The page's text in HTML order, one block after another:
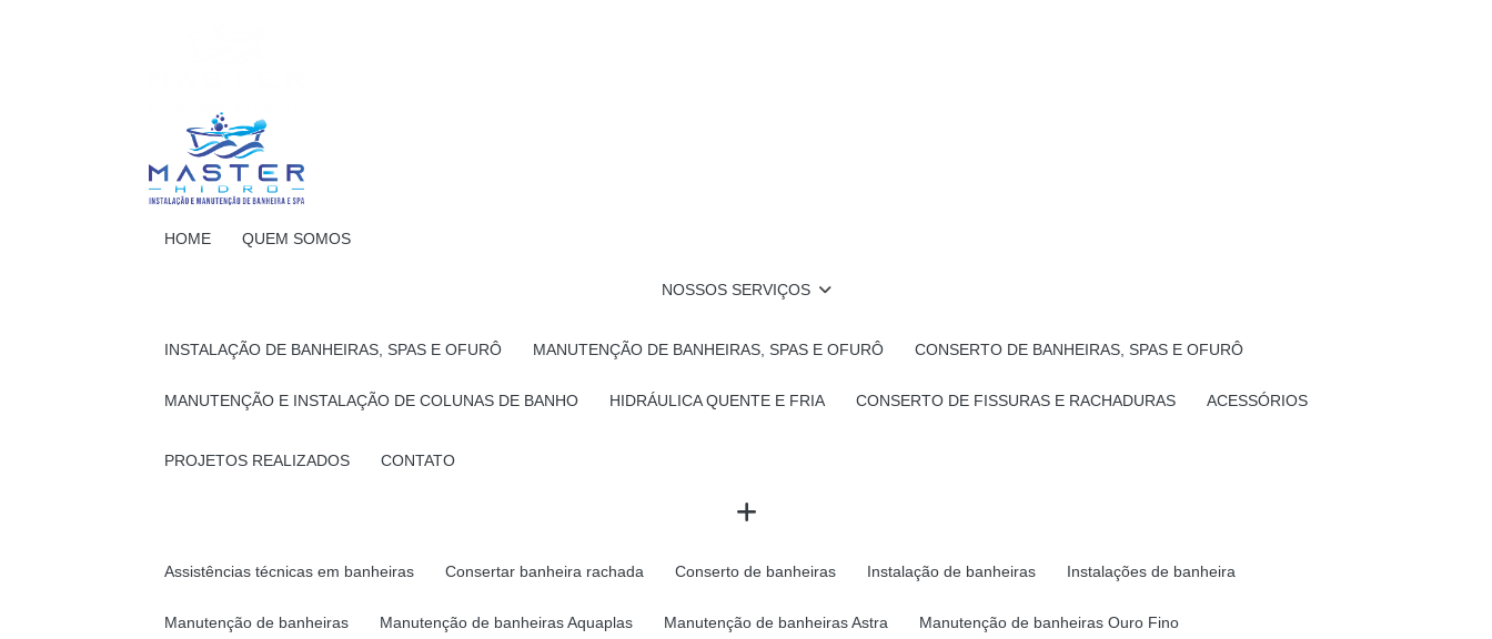
HOME QUEM SOMOS
NOSSOS SERVIÇOS
INSTALAÇÃO DE BANHEIRAS, SPAS E OFURÔ MANUTENÇÃO DE BANHEIRAS, SPAS E OFURÔ CONSERTO DE BANHEIRAS, SPAS E OFURÔ
MANUTENÇÃO E INSTALAÇÃO DE COLUNAS DE BANHO HIDRÁULICA QUENTE E FRIA CONSERTO DE FISSURAS E RACHADURAS ACESSÓRIOS
PROJETOS REALIZADOS CONTATO
Assistências técnicas em banheiras Consertar banheira rachada Conserto de banheiras Instalação de banheiras Instalações de banheira
Manutenção de banheiras Manutenção de banheiras Aquaplas Manutenção de banheiras Astra Manutenção de banheiras Ouro Fino